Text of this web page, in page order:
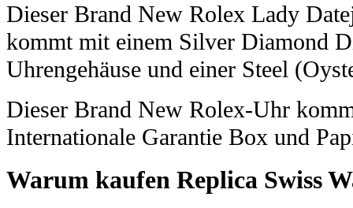
Dieser Brand New Rolex Lady
kommt mit einem Silver Diamond
Uhrengehäuse und einer Steel
Dieser Brand New Rolex-Uhr
Internationale Garantie Box und
Warum kaufen Replica Swiss